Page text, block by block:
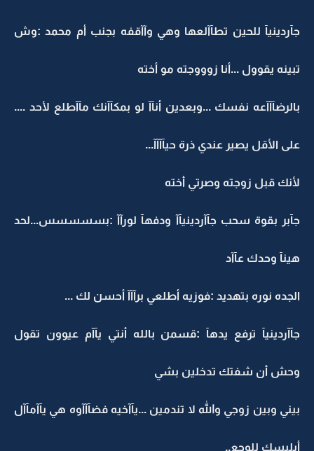
جآردينيآ للحين تطآآلعها وهي وآآقفه بجنب أم محمد :وش
تبينه يقوول ...أنا زوووجته مو أخته
بالرضآآآعه نفسك ...وبعدين أنآآ لو بمكآآنك مآآطلع لأحد ....
على الأقل يصير عندي ذرة حيآآآآ...
لأنك قبل زوجته وصرتي أخته
جآبر بقوة سحب جآآردينيآآ ودفهآ لورآآ :بسسسسس...لحد
هينآ وحدك عآآد
الجده نوره بتهديد :فوزيه أطلعي برآآآ أحسن لك ...
جآآردينيآ ترفع يدهآ :قسمن بالله أنتي يآآم عيوون تقول
وحش أن شفتك تدخلين بشي
بيني وبين زوجي والله لا تندمين ...يآآخيه فضآآآوه هي يآآمآآل
أبليسك للوجع..